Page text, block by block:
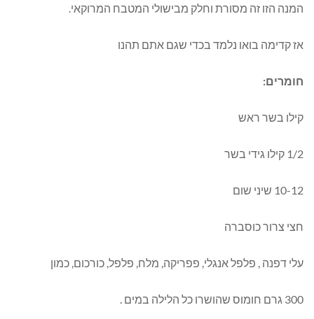
המנה הזו זה מסורת וחלק מבישולי המטבח המרוקאי.
אז קדימה בואו נלמד בכדי שגם אתם תהנו
חומרים:
קילו בשר ראש
1/2 קילו גידי בשר
10-12 שיני שום
חצי צרור כוסברה
עלי דפנה , פלפל אנגלי, פפריקה, מלח, פלפל, כורכום, כמון
300 גרם חומוס שהושרו כל הלילה במים .